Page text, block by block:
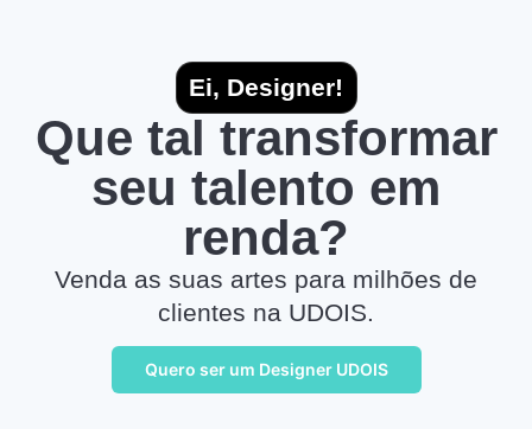
Ei, Designer!
Que tal transformar
seu talento em
renda?
Venda as suas artes para milhões de
clientes na UDOIS.
Quero ser um Designer UDOIS